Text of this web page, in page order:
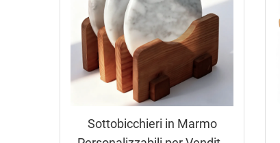
Sottobicchieri in Marmo